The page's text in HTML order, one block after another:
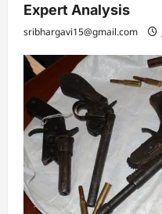
Expert Analysis
sribhargavi15@gmail.com